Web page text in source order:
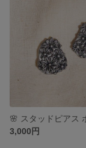
3,000円